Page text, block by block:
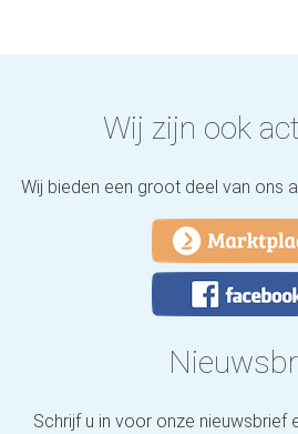
Wij zijn ook
Wij bieden een groot deel van ons
Schrijf u in voor onze nieuwsbrief